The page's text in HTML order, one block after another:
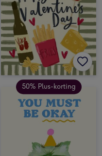
50% Plus-korting